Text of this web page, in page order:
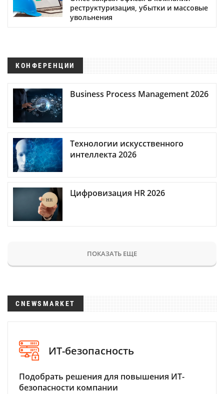
реструктуризация, убытки и массовые
увольнения
КОНФЕРЕНЦИИ
Business Process Management 2026
Технологии искусственного
интеллекта 2026
Цифровизация HR 2026
ПОКАЗАТЬ ЕЩЕ
CNEWSMARKET
ИТ-безопасность
Подобрать решения для повышения ИТ-
безопасности компании